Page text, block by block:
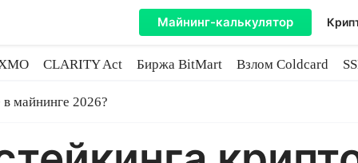
Майнинг-калькулятор
CLARITY Act Биржа BitMart Взлом Coldcard
в майнинге 2026?